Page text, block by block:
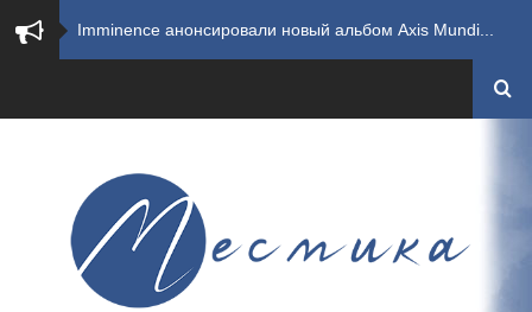
​Imminence анонсировали новый альбом Axis Mundi...
​Summer Breeze Open Air 2026 полностью переходи...
​Wacken Open Air 2026: открыт новый портал Cash...